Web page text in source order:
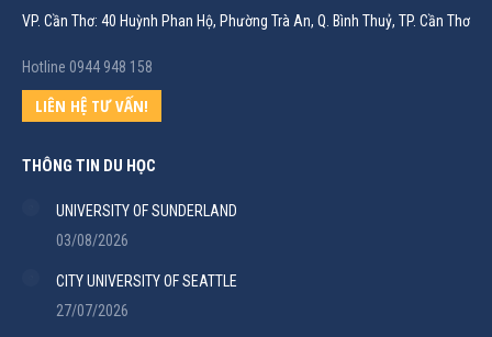
VP. Cần Thơ: 40 Huỳnh Phan Hộ, Phường Trà An, Q. Bình Thuỷ, TP. Cần Thơ
Hotline 0944 948 158
LIÊN HỆ TƯ VẤN!
THÔNG TIN DU HỌC
UNIVERSITY OF SUNDERLAND
03/08/2026
CITY UNIVERSITY OF SEATTLE
27/07/2026